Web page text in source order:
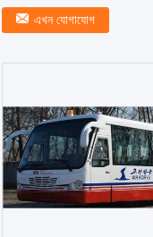
এখন যোগাযোগ